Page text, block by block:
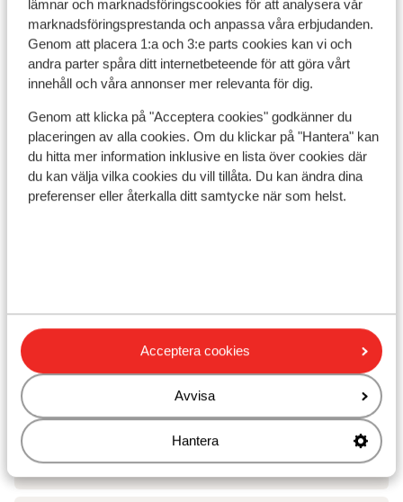
lämnar och marknadsföringscookies för att analysera vår
marknadsföringsprestanda och anpassa våra erbjudanden.
Genom att placera 1:a och 3:e parts cookies kan vi och
andra parter spåra ditt internetbeteende för att göra vårt
innehåll och våra annonser mer relevanta för dig.
Genom att klicka på "Acceptera cookies" godkänner du
placeringen av alla cookies. Om du klickar på "Hantera" kan
du hitta mer information inklusive en lista över cookies där
du kan välja vilka cookies du vill tillåta. Du kan ändra dina
preferenser eller återkalla ditt samtycke när som helst.
Acceptera cookies
Avvisa
Hantera
Avstånd till centrum: ca 300 m
Avstånd till pist ca 100 m
Närmaste butiker ca 300 m
Liftkort/Utrustning/Skidskola
Skidskola
Utrustning
Andra boenden i Les Sybelles
Chalet la Marmotte